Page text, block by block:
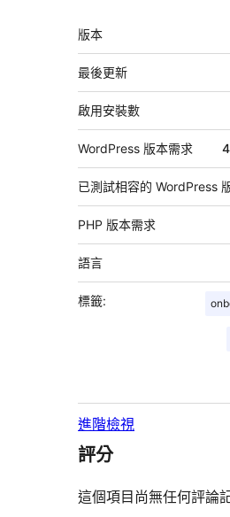
中
繼
資
料
版本
最後更新
啟用安裝數
WordPress 版本需求
已測試相容的 WordPress
PHP 版本需求
語言
標籤:
進階檢視
評分
這個項目尚無任何評論